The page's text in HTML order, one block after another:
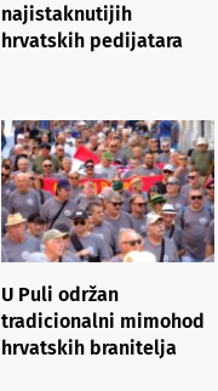
najistaknutijih
hrvatskih pedijatara
U Puli održan
tradicionalni mimohod
hrvatskih branitelja